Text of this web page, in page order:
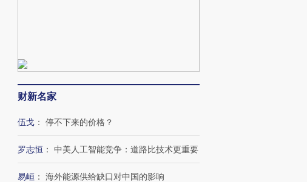
财新名家
伍戈 ： 停不下来的价格？
罗志恒 ： 中美人工智能竞争：道路比技术更重要
易峘 ： 海外能源供给缺口对中国的影响